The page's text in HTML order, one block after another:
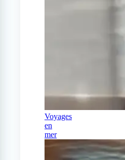
Voyages
en
mer